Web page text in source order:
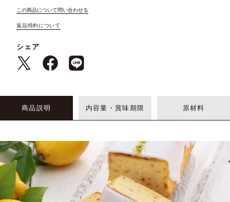
この商品について問い合わせる
返品特約について
シェア
商品説明 内容量・賞味期限 原材料